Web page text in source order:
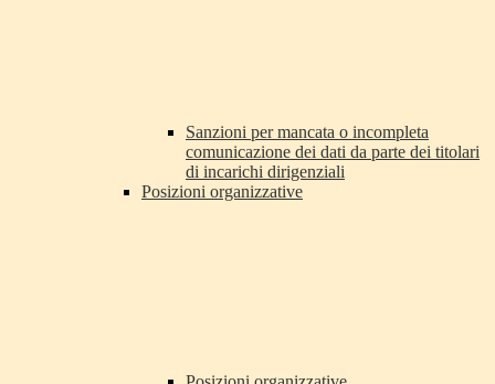
Sanzioni per mancata o incompleta
comunicazione dei dati da parte dei titolari
di incarichi dirigenziali
Posizioni organizzative